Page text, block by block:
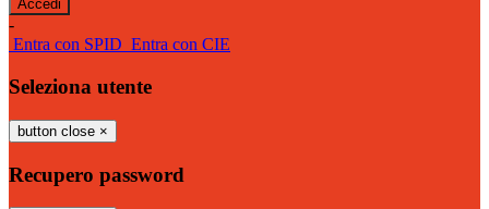
-
Entra con SPID Entra con CIE
Seleziona utente
button close ×
Recupero password